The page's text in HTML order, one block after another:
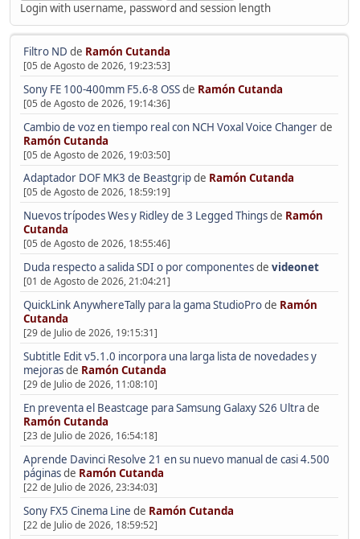
Login with username, password and session length
Filtro ND de Ramón Cutanda
[05 de Agosto de 2026, 19:23:53]
Sony FE 100-400mm F5.6-8 OSSde Ramón Cutanda
[05 de Agosto de 2026, 19:14:36]
Cambio de voz en tiempo real con NCH Voxal Voice Changerde
Ramón Cutanda
[05 de Agosto de 2026, 19:03:50]
Adaptador DOF MK3 de Beastgripde Ramón Cutanda
[05 de Agosto de 2026, 18:59:19]
Nuevos trípodes Wes y Ridley de 3 Legged Thingsde Ramón
Cutanda
[05 de Agosto de 2026, 18:55:46]
Duda respecto a salida SDI o por componentesde videonet
[01 de Agosto de 2026, 21:04:21]
QuickLink AnywhereTally para la gama StudioProde Ramón
Cutanda
[29 de Julio de 2026, 19:15:31]
Subtitle Edit v5.1.0 incorpora una larga lista de novedades y
mejorasde Ramón Cutanda
[29 de Julio de 2026, 11:08:10]
En preventa el Beastcage para Samsung Galaxy S26 Ultrade
Ramón Cutanda
[23 de Julio de 2026, 16:54:18]
Aprende Davinci Resolve 21 en su nuevo manual de casi 4.500
páginasde Ramón Cutanda
[22 de Julio de 2026, 23:34:03]
Sony FX5 Cinema Line de Ramón Cutanda
[22 de Julio de 2026, 18:59:52]